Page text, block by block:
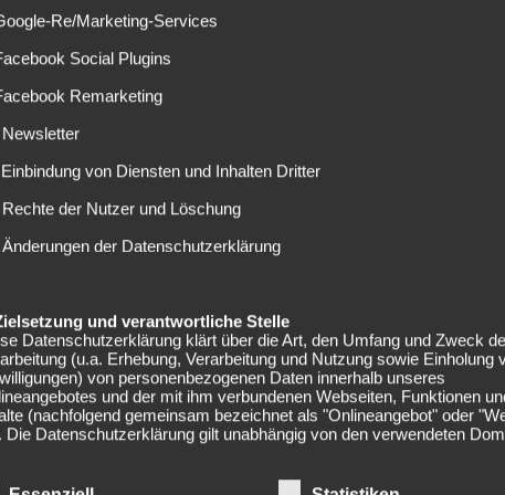
als absoluter Wunschspieler Barcelonas. Er sollte
ersetzen. Der FC Liverpool verweigerte jedoch eine
jedoch soll man nicht gewillt sein, die aus England
das Alter von Mittelfeldakteur Andrés Iniesta, der
unterschrieben hat. Bei einer erfolgreichen
Rolle als Stratege im Spielaufbau übernehmen. Eine
2021, weshalb der FC Barcelona eine hohe Ablösesumme
die Münchner Vereinführung skeptisch sein, einen ihrer
Weltspitze abzugeben.
Re/Marketing-Services
Social Plugins
Remarketing
Newsletter
Einbindung von Diensten und Inhalten Dritter
Rechte der Nutzer und Löschung
Änderungen der Datenschutzerklärung
und verantwortliche Stelle
Datenschutzerklärung klärt über die Art, den Umfang und Zweck
(u.a. Erhebung, Verarbeitung und Nutzung sowie Einholung
von personenbezogenen Daten innerhalb unseres
und der mit ihm verbundenen Webseiten, Funktionen
(nachfolgend gemeinsam bezeichnet als "Onlineangebot" oder
Die Datenschutzerklärung gilt unabhängig von den verwendeten